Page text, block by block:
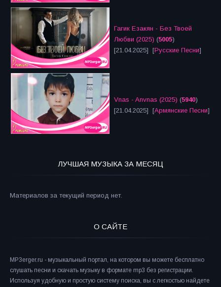
Гагик Езакян - Без Твоей
Любви (2025) (5005)
[21.04.2025] [Русские Песни]
Vnas - Anvnas (2025) (5940)
[21.04.2025] [Армянские Песни]
ЛУЧШАЯ МУЗЫКА ЗА МЕСЯЦ
Материалов за текущий период нет.
О САЙТЕ
MP3erger.ru - музыкальный портал, на котором вы можете бесплатно
слушать песни и скачать музыку в формате mp3 без регистрации.
Используя удобную и простую систему поиска, вы с легкостью найдете